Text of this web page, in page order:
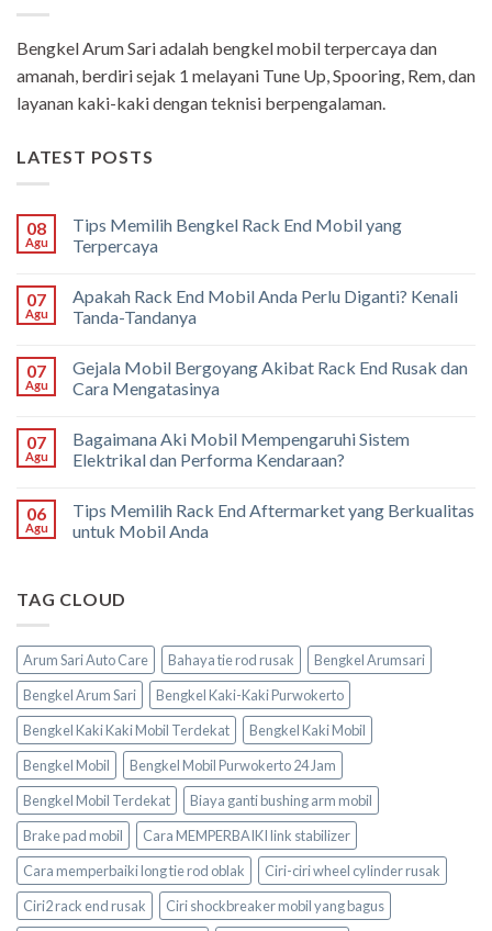
Bengkel Arum Sari adalah bengkel mobil terpercaya dan
amanah, berdiri sejak 1 melayani Tune Up, Spooring, Rem, dan
layanan kaki-kaki dengan teknisi berpengalaman.
LATEST POSTS
08
Agu
Tips Memilih Bengkel Rack End Mobil yang
Terpercaya
07
Agu
Apakah Rack End Mobil Anda Perlu Diganti? Kenali
Tanda-Tandanya
07
Agu
Gejala Mobil Bergoyang Akibat Rack End Rusak dan
Cara Mengatasinya
07
Agu
Bagaimana Aki Mobil Mempengaruhi Sistem
Elektrikal dan Performa Kendaraan?
06
Agu
Tips Memilih Rack End Aftermarket yang Berkualitas
untuk Mobil Anda
TAG CLOUD
Arum Sari Auto Care Bahaya tie rod rusak
Bengkel Arumsari
Bengkel Arum Sari
Bengkel Kaki-Kaki Purwokerto
Bengkel Kaki Kaki Mobil Terdekat
Bengkel Kaki Mobil
Bengkel Mobil
Bengkel Mobil Purwokerto 24 Jam
Bengkel Mobil Terdekat
Biaya ganti bushing arm mobil
Brake pad mobil
Cara MEMPERBAIKI link stabilizer
Cara memperbaiki long tie rod oblak
Ciri-ciri wheel cylinder rusak
Ciri2 rack end rusak
Ciri shockbreaker mobil yang bagus